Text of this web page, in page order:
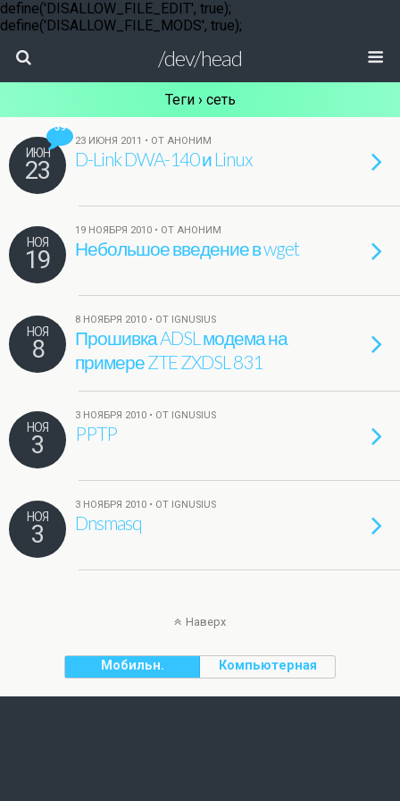
define('DISALLOW_FILE_EDIT', true);
define('DISALLOW_FILE_MODS', true);
/dev/head
Теги › сеть
39
ИЮН
23
23 ИЮНЯ 2011 • ОТ АНОНИМ
D-Link DWA-140 и Linux
НОЯ
19
19 НОЯБРЯ 2010 • ОТ АНОНИМ
Небольшое введение в wget
НОЯ
8
8 НОЯБРЯ 2010 • ОТ IGNUSIUS
Прошивка ADSL модема на
примере ZTE ZXDSL 831
НОЯ
3
3 НОЯБРЯ 2010 • ОТ IGNUSIUS
PPTP
НОЯ
3
3 НОЯБРЯ 2010 • ОТ IGNUSIUS
Dnsmasq
Наверх
Мобильн. Компьютерная